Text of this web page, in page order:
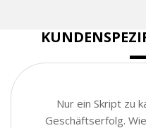
Nur ein Skript zu
Geschäftserfolg.